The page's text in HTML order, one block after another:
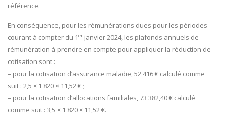
référence.
En conséquence, pour les rémunérations dues pour les périodes
courant à compter du 1er janvier 2024, les plafonds annuels de
rémunération à prendre en compte pour appliquer la réduction de
cotisation sont :
– pour la cotisation d’assurance maladie, 52 416 € calculé comme
suit : 2,5 × 1 820 × 11,52 € ;
– pour la cotisation d’allocations familiales, 73 382,40 € calculé
comme suit : 3,5 × 1 820 × 11,52 €.